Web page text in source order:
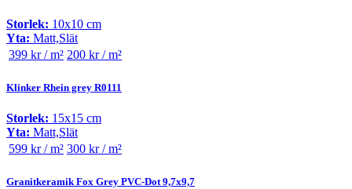
Storlek: 10x10 cm
Yta: Matt,Slät
399 kr / m² 200 kr / m²
Klinker Rhein grey R0111
Storlek: 15x15 cm
Yta: Matt,Slät
599 kr / m² 300 kr / m²
Granitkeramik Fox Grey PVC-Dot 9,7x9,7